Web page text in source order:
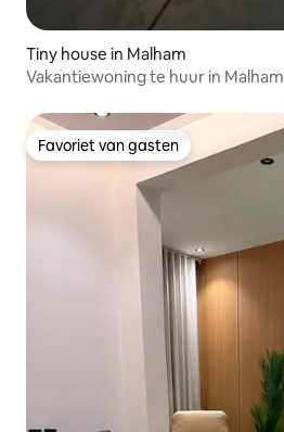
Tiny house in Malham
Vakantiewoning te huur in Malham
Favoriet van gasten
Favoriet van gasten